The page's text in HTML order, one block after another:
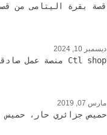
قصة بقرة اليتامى من
ديسمبر 10, 2024
Ctl shop منصة عمل صادقه
مارس 07, 2019
حميص جزائري حار، حميس